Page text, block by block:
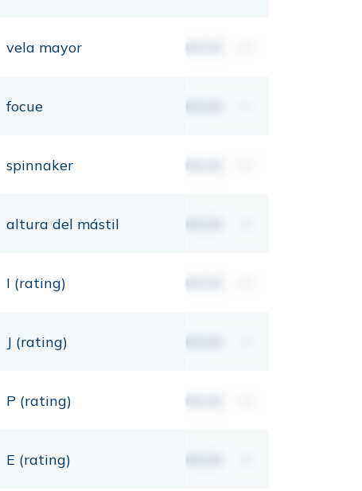
vela mayor 00,00
focue 00,00
spinnaker 00,00
altura del mástil 00,00
I (rating) 00,00
J (rating) 00,00
P (rating) 00,00
E (rating) 00,00